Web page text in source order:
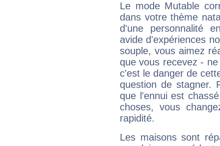
Le mode Mutable
dans votre thème
d'une personnalité
avide d'expériences
souple, vous aimez
que vous recevez -
c'est le danger de
question de stagner.
que l'ennui est
choses, vous
rapidité.
Les maisons sont